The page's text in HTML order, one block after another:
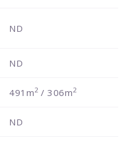
ND
ND
491m2/ 306m2
ND